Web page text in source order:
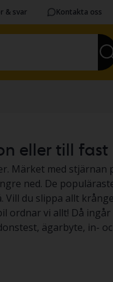
& svar Kontakta oss
eller till fast
Märket med stjärnan
ned. De
Vill du slippa allt
ordnar vi allt! Då ingår
ägarbyte, in-